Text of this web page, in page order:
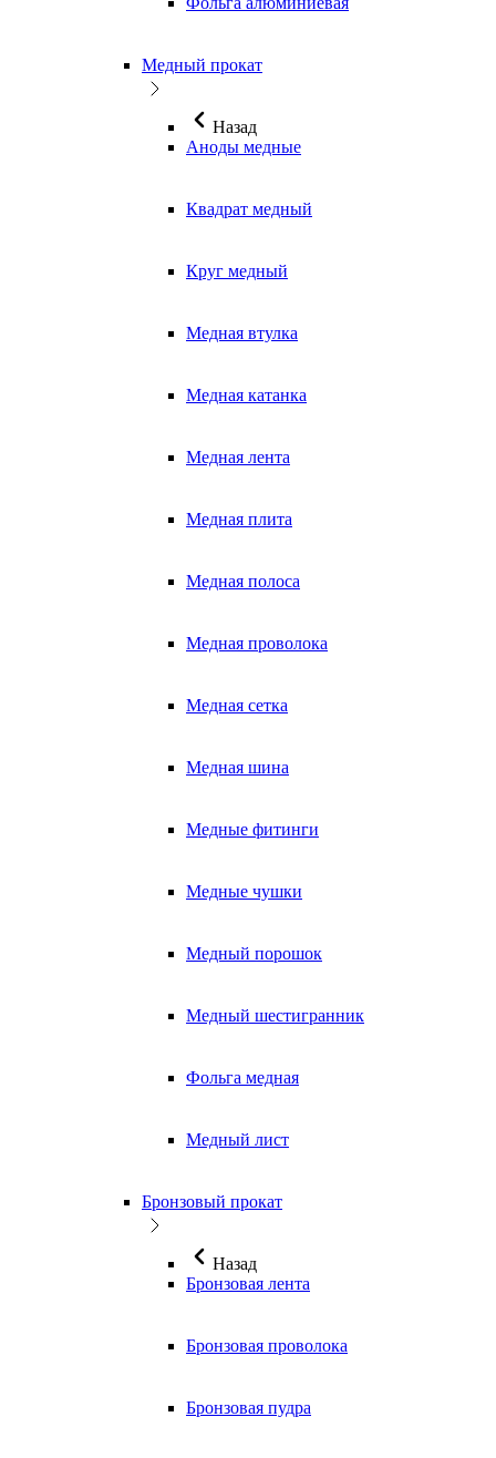
Медный прокат
Назад
Аноды медные
Квадрат медный
Круг медный
Медная втулка
Медная катанка
Медная лента
Медная плита
Медная полоса
Медная проволока
Медная сетка
Медная шина
Медные фитинги
Медные чушки
Медный порошок
Медный шестигранник
Фольга медная
Медный лист
Бронзовый прокат
Назад
Бронзовая лента
Бронзовая проволока
Бронзовая пудра